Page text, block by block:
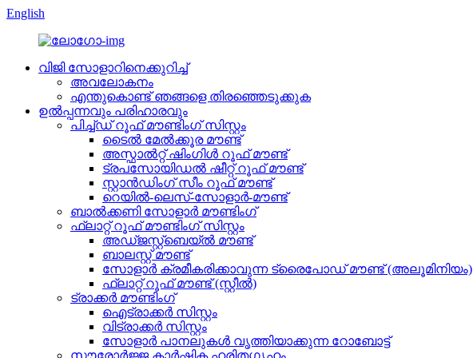
English
വിജി സോളാറിനെക്കുറിച്ച്
അവലോകനം
എന്തുകൊണ്ട് ഞങ്ങളെ തിരഞ്ഞെടുക്കുക
ഉൽപ്പന്നവും പരിഹാരവും
പിച്ച്ഡ് റൂഫ് മൗണ്ടിംഗ് സിസ്റ്റം
ടൈൽ മേൽക്കൂര മൗണ്ട്
അസ്ഫാൽറ്റ് ഷിംഗിൾ റൂഫ് മൗണ്ട്
ട്രപസോയിഡൽ ഷീറ്റ് റൂഫ് മൗണ്ട്
സ്റ്റാൻഡിംഗ് സീം റൂഫ് മൗണ്ട്
റെയിൽ-ലെസ്-സോളാർ-മൗണ്ട്
ബാൽക്കണി സോളാർ മൗണ്ടിംഗ്
ഫ്ലാറ്റ് റൂഫ് മൗണ്ടിംഗ് സിസ്റ്റം
അഡ്ജസ്റ്റ്ബെയ്ൽ മൗണ്ട്
ബാലസ്റ്റ് മൗണ്ട്
സോളാർ ക്രമീകരിക്കാവുന്ന ട്രൈപോഡ് മൗണ്ട് (അലൂമിനിയം)
ഫ്ലാറ്റ് റൂഫ് മൗണ്ട് (സ്റ്റീൽ)
ട്രാക്കർ മൗണ്ടിംഗ്
ഐട്രാക്കർ സിസ്റ്റം
വിട്രാക്കർ സിസ്റ്റം
സോളാർ പാനലുകൾ വൃത്തിയാക്കുന്ന റോബോട്ട്
സൗരോർജ്ജ കാർഷിക ഹരിതഗൃഹം